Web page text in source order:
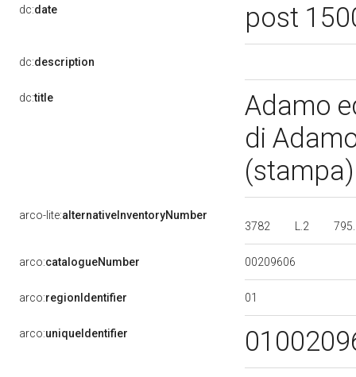
dc:date post
dc:description
dc:title
Adamo
di
arco-lite:alternativeInventoryNumber
3782
L.2
arco:catalogueNumber 00209606
arco:regionIdentifier 01
arco:uniqueIdentifier